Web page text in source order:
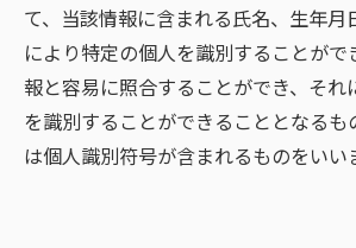
て、当該情報に含まれる氏名、生年月
により特定の個人を識別することがで
報と容易に照合することができ、それ
を識別することができることとなるも
は個人識別符号が含まれるものをいい